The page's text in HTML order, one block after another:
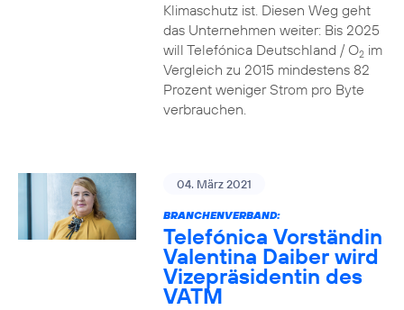
Klimaschutz ist. Diesen Weg geht
das Unternehmen weiter: Bis 2025
will Telefónica Deutschland / O2im
Vergleich zu 2015 mindestens 82
Prozent weniger Strom pro Byte
verbrauchen.
04. März 2021
BRANCHENVERBAND:
Telefónica Vorständin
Valentina Daiber wird
Vizepräsidentin des
VATM